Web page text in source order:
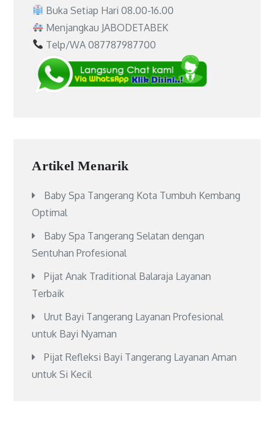
Buka Setiap Hari 08.00-16.00
Menjangkau JABODETABEK
Telp/WA 087787987700
Artikel Menarik
Baby Spa Tangerang Kota Tumbuh Kembang
Optimal
Baby Spa Tangerang Selatan dengan
Sentuhan Profesional
Pijat Anak Traditional Balaraja Layanan
Terbaik
Urut Bayi Tangerang Layanan Profesional
untuk Bayi Nyaman
Pijat Refleksi Bayi Tangerang Layanan Aman
untuk Si Kecil